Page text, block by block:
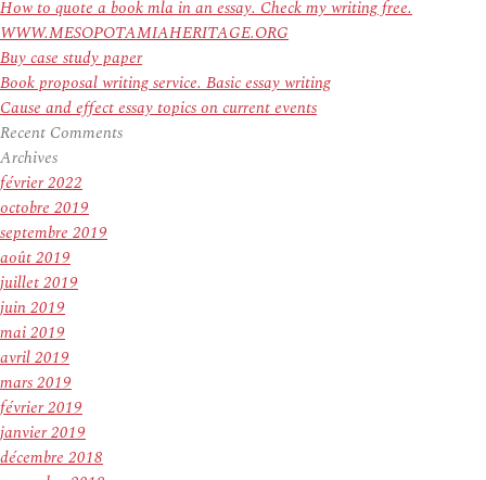
How to quote a book mla in an essay. Check my writing free.
WWW.MESOPOTAMIAHERITAGE.ORG
Buy case study paper
Book proposal writing service. Basic essay writing
Cause and effect essay topics on current events
Recent Comments
Archives
février 2022
octobre 2019
septembre 2019
août 2019
juillet 2019
juin 2019
mai 2019
avril 2019
mars 2019
février 2019
janvier 2019
décembre 2018